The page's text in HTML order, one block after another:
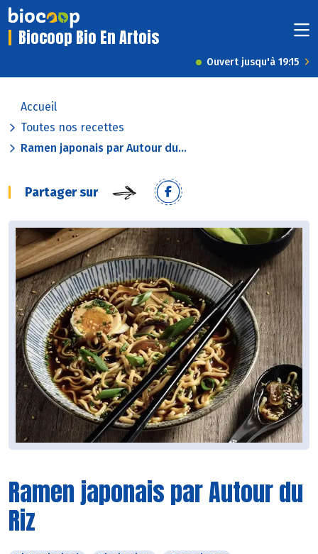
Biocoop Bio En Artois
Ouvert jusqu'à 19:15
Accueil
Toutes nos recettes
Ramen japonais par Autour du...
Partager sur
Ramen japonais par Autour du
Riz